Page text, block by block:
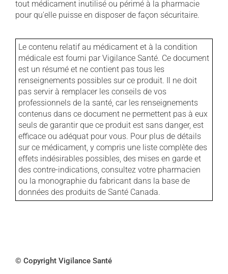
tout médicament inutilisé ou périmé à la pharmacie
pour qu'elle puisse en disposer de façon sécuritaire.
Le contenu relatif au médicament et à la condition
médicale est fourni par Vigilance Santé. Ce document
est un résumé et ne contient pas tous les
renseignements possibles sur ce produit. Il ne doit
pas servir à remplacer les conseils de vos
professionnels de la santé, car les renseignements
contenus dans ce document ne permettent pas à eux
seuls de garantir que ce produit est sans danger, est
efficace ou adéquat pour vous. Pour plus de détails
sur ce médicament, y compris une liste complète des
effets indésirables possibles, des mises en garde et
des contre-indications, consultez votre pharmacien
ou la monographie du fabricant dans la base de
données des produits de Santé Canada.
© Copyright Vigilance Santé